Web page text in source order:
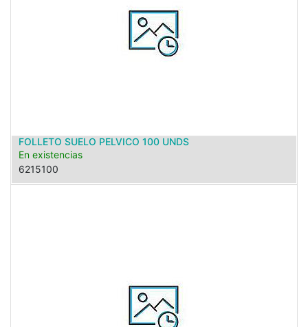
FOLLETO SUELO PELVICO 100 UNDS
En existencias
6215100